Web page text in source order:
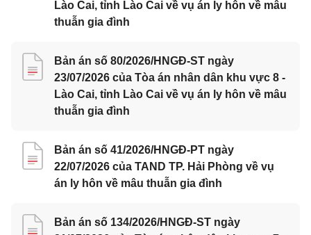
Lào Cai, tỉnh Lào Cai về vụ án ly hôn về mâu
thuẫn gia đình
Bản án số 80/2026/HNGĐ-ST ngày
23/07/2026 của Tòa án nhân dân khu vực 8 -
Lào Cai, tỉnh Lào Cai về vụ án ly hôn về mâu
thuẫn gia đình
Bản án số 41/2026/HNGĐ-PT ngày
22/07/2026 của TAND TP. Hải Phòng về vụ
án ly hôn về mâu thuẫn gia đình
Bản án số 134/2026/HNGĐ-ST ngày